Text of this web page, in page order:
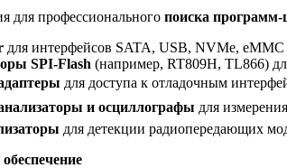
для профессионального поиска
для интерфейсов SATA, USB, NVMe,
SPI-Flash (например, RT809H, TL866)
для доступа к отладочным
и осциллографы для
для детекции радиопередающих